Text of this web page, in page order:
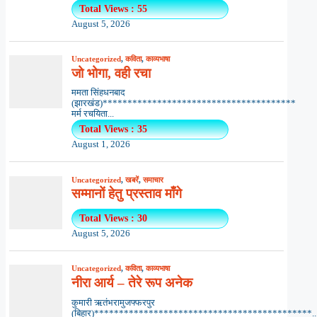
Total Views : 55
August 5, 2026
Uncategorized,कविता,काव्यभाषा
जो भोगा, वही रचा
ममता सिंहधनबाद
(झारखंड)***************************************
मर्म रचयिता...
Total Views : 35
August 1, 2026
Uncategorized,खबरें,समाचार
सम्मानों हेतु प्रस्ताव माँगे
Total Views : 30
August 5, 2026
Uncategorized,कविता,काव्यभाषा
नीरा आर्य – तेरे रूप अनेक
कुमारी ऋतंभरामुजफ्फरपुर